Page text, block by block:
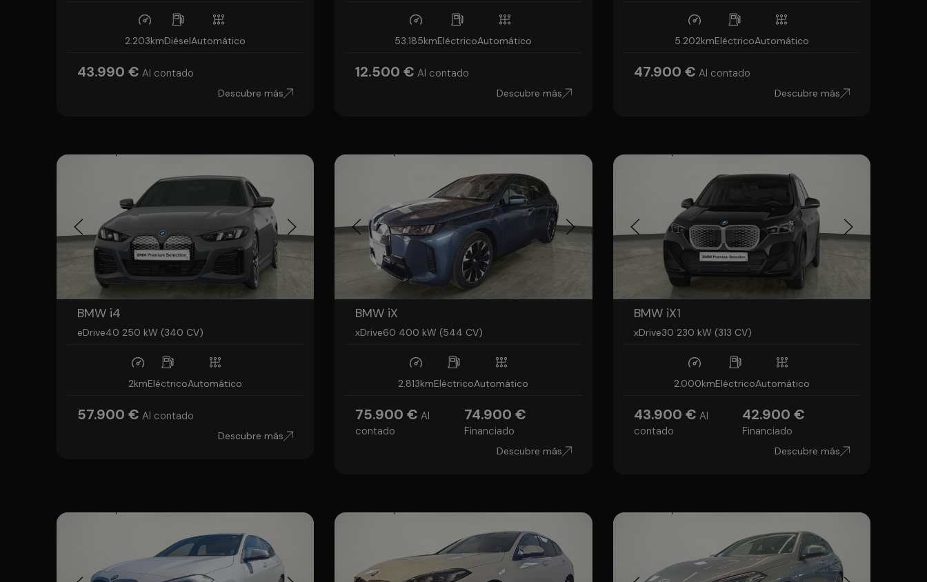
2.203kmDiéselAutomático
43.990 € Al contado
Descubre más
53.185kmEléctricoAutomático
12.500 € Al contado
Descubre más
5.202kmEléctricoAutomático
47.900 € Al contado
Descubre más
BMW i4
eDrive40 250 kW (340 CV)
2kmEléctricoAutomático
57.900 € Al contado
Descubre más
BMW iX
xDrive60 400 kW (544 CV)
2.813kmEléctricoAutomático
75.900 € Al
contado
74.900 €
Financiado
Descubre más
BMW iX1
xDrive30 230 kW (313 CV)
2.000kmEléctricoAutomático
43.900 € Al
contado
42.900 €
Financiado
Descubre más